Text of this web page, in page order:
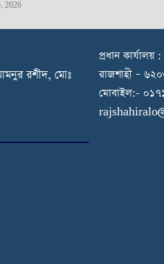
2026
রশীদ, মোঃ
প্রধান
রাজশাহী –
মোবাইল:-